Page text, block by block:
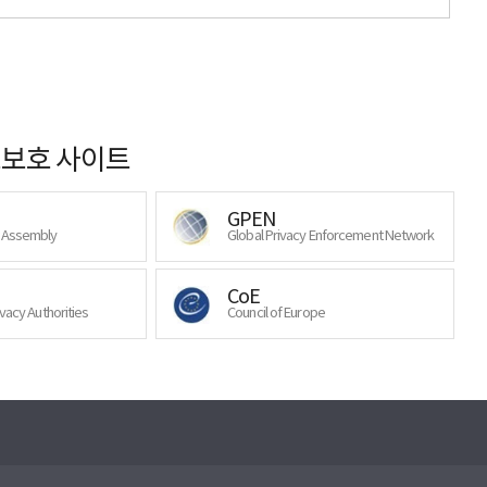
호 사이트
GPEN
Global Privacy Enforcement Network
Authorities
CoE
Council of Europe